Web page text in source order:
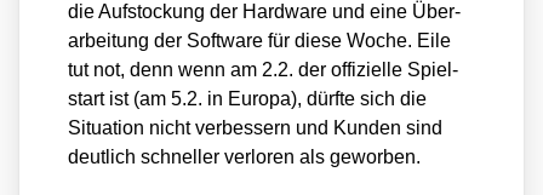
die Auf­sto­ckung der Hard­ware und eine Über­
ar­bei­tung der Soft­ware für die­se Woche. Eile
tut not, denn wenn am 2.2. der offi­zi­el­le Spiel­
start ist (am 5.2. in Euro­pa), dürf­te sich die
Situa­ti­on nicht ver­bes­sern und Kun­den sind
deut­lich schnel­ler ver­lo­ren als gewor­ben.